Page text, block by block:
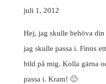
juli 1, 2012
Hej, jag skulle behöva
jag skulle passa i. Finns
bild på mig. Kolla gärna
passa i. Kram! 🙂